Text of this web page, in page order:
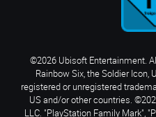
©2026 Ubisoft Entertainment.
Rainbow Six, the Soldier Icon,
registered or unregistered
US and/or other countries.
LLC. "PlayStation Family Mark",